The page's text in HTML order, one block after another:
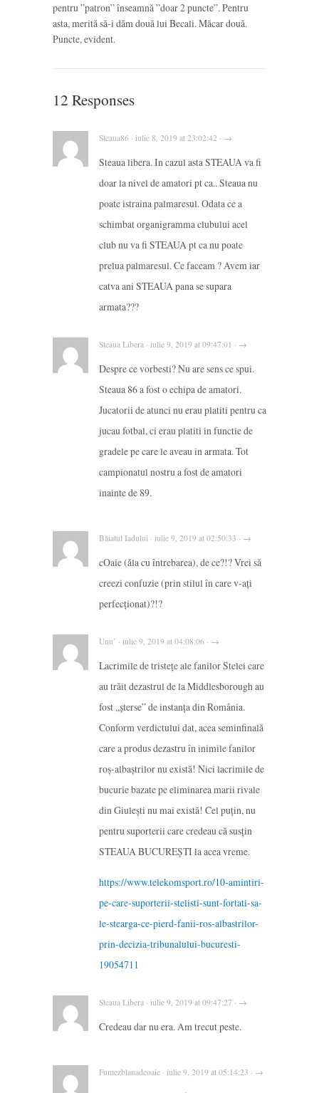
pentru ”patron” înseamnă ”doar 2 puncte”. Pentru
asta, merită să-i dăm două lui Becali. Măcar două.
Puncte, evident.
12 Responses
Steaua86 · iulie 8, 2019 at 23:02:42 · →
Steaua libera. In cazul asta STEAUA va fi
doar la nivel de amatori pt ca.. Steaua nu
poate istraina palmaresul. Odata ce a
schimbat organigramma clubului acel
club nu va fi STEAUA pt ca nu poate
prelua palmaresul. Ce faceam ? Avem iar
catva ani STEAUA pana se supara
armata???
Steaua Libera · iulie 9, 2019 at 09:47:01 · →
Despre ce vorbesti? Nu are sens ce spui.
Steaua 86 a fost o echipa de amatori.
Jucatorii de atunci nu erau platiti pentru ca
jucau fotbal, ci erau platiti in functie de
gradele pe care le aveau in armata. Tot
campionatul nostru a fost de amatori
inainte de 89.
Băiatul Iadului · iulie 9, 2019 at 02:50:33 · →
cOaie (ăla cu întrebarea), de ce?!? Vrei să
creezi confuzie (prin stilul în care v-ați
perfecționat)?!?
Unu’ · iulie 9, 2019 at 04:08:06 · →
Lacrimile de tristeţe ale fanilor Stelei care
au trăit dezastrul de la Middlesborough au
fost „şterse” de instanţa din România.
Conform verdictului dat, acea seminfinală
care a produs dezastru în inimile fanilor
roş-albaştrilor nu există! Nici lacrimile de
bucurie bazate pe eliminarea marii rivale
din Giuleşti nu mai există! Cel puţin, nu
pentru suporterii care credeau că susţin
STEAUA BUCUREŞTI la acea vreme.
https://www.telekomsport.ro/10-amintiri-
pe-care-suporterii-stelisti-sunt-fortati-sa-
le-stearga-ce-pierd-fanii-ros-albastrilor-
prin-decizia-tribunalului-bucuresti-
19054711
Steaua Libera · iulie 9, 2019 at 09:47:27 · →
Credeau dar nu era. Am trecut peste.
Fumezblanadeoaie · iulie 9, 2019 at 05:14:23 · →